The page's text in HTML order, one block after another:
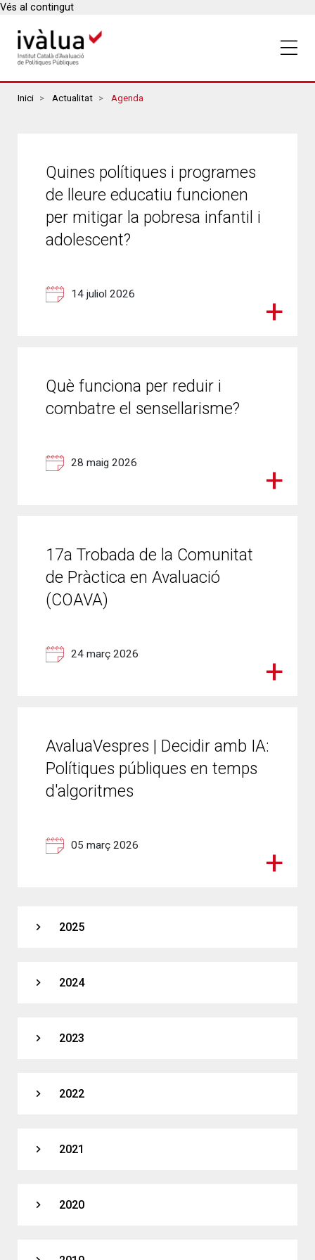
Vés al contingut
Breadcrumbs
Inici Actualitat Agenda
Quines polítiques i programes
de lleure educatiu funcionen
per mitigar la pobresa infantil i
adolescent?
14 juliol 2026
Què funciona per reduir i
combatre el sensellarisme?
28 maig 2026
17a Trobada de la Comunitat
de Pràctica en Avaluació
(COAVA)
24 març 2026
AvaluaVespres | Decidir amb IA:
Polítiques públiques en temps
d'algoritmes
05 març 2026
expand_more 2025
expand_more 2024
expand_more 2023
expand_more 2022
expand_more 2021
expand_more 2020